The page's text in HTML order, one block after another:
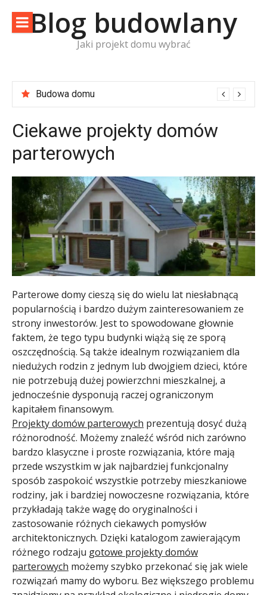
contentBlog budowlany
Jaki projekt domu wybrać
Budowa domu
Ciekawe projekty domów
parterowych
Parterowe domy cieszą się do wielu lat niesłabnącą
popularnością i bardzo dużym zainteresowaniem ze
strony inwestorów. Jest to spowodowane głownie
faktem, że tego typu budynki wiążą się ze sporą
oszczędnością. Są także idealnym rozwiązaniem dla
niedużych rodzin z jednym lub dwojgiem dzieci, które
nie potrzebują dużej powierzchni mieszkalnej, a
jednocześnie dysponują raczej ograniczonym
kapitałem finansowym.
Projekty domów parterowych prezentują dosyć dużą
różnorodność. Możemy znaleźć wśród nich zarówno
bardzo klasyczne i proste rozwiązania, które mają
przede wszystkim w jak najbardziej funkcjonalny
sposób zaspokoić wszystkie potrzeby mieszkaniowe
rodziny, jak i bardziej nowoczesne rozwiązania, które
przykładają także wagę do oryginalności i
zastosowanie różnych ciekawych pomysłów
architektonicznych. Dzięki katalogom zawierającym
różnego rodzaju gotowe projekty domów
parterowych możemy szybko przekonać się jak wiele
rozwiązań mamy do wyboru. Bez większego problemu